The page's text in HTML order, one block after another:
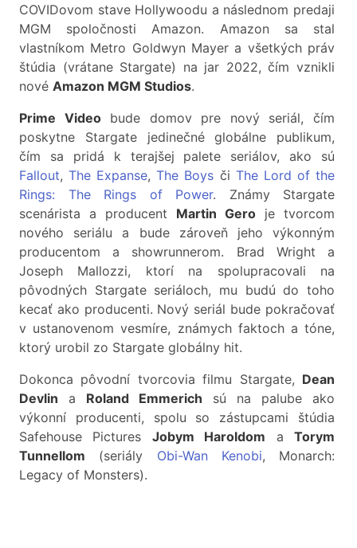
COVIDovom stave Hollywoodu a následnom predaji
MGM spoločnosti Amazon. Amazon sa stal
vlastníkom Metro Goldwyn Mayer a všetkých práv
štúdia (vrátane Stargate) na jar 2022, čím vznikli
nové Amazon MGM Studios.
Prime Videobude domov pre nový seriál, čím
poskytne Stargate jedinečné globálne publikum,
čím sa pridá k terajšej palete seriálov, ako sú
Fallout,The Expanse,The Boys či The Lord of the
Rings: The Rings of Power. Známy Stargate
scenárista a producent Martin Gero je tvorcom
nového seriálu a bude zároveň jeho výkonným
producentom a showrunnerom. Brad Wright a
Joseph Mallozzi, ktorí na spolupracovali na
pôvodných Stargate seriáloch, mu budú do toho
kecať ako producenti. Nový seriál bude pokračovať
v ustanovenom vesmíre, známych faktoch a tóne,
ktorý urobil zo Stargate globálny hit.
Dokonca pôvodní tvorcovia filmu Stargate, Dean
Devlin a Roland Emmerich sú na palube ako
výkonní producenti, spolu so zástupcami štúdia
Safehouse Pictures Jobym Haroldom aTorym
Tunnellom (seriály Obi-Wan Kenobi, Monarch:
Legacy of Monsters).